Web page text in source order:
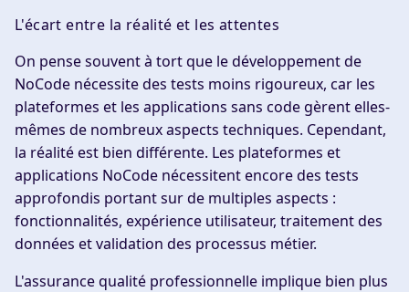
L'écart entre la réalité et les attentes
On pense souvent à tort que le développement de
NoCode nécessite des tests moins rigoureux, car les
plateformes et les applications sans code gèrent elles-
mêmes de nombreux aspects techniques. Cependant,
la réalité est bien différente. Les plateformes et
applications NoCode nécessitent encore des tests
approfondis portant sur de multiples aspects :
fonctionnalités, expérience utilisateur, traitement des
données et validation des processus métier.
L'assurance qualité professionnelle implique bien plus